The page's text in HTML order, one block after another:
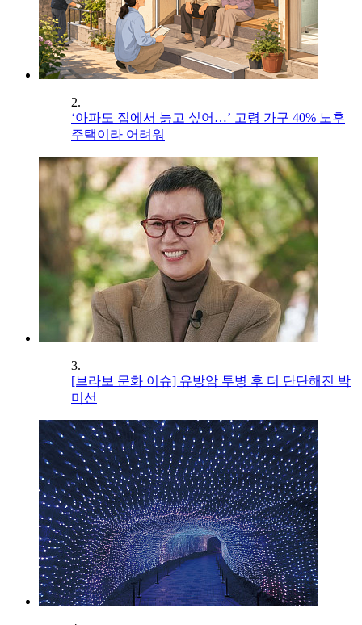
2.
‘아파도 집에서 늙고 싶어…’ 고령 가구 40% 노후
주택이라 어려워
3.
[브라보 문화 이슈] 유방암 투병 후 더 단단해진 박
미선